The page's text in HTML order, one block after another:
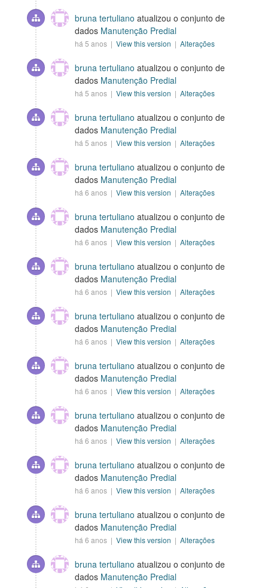
bruna tertuliano atualizou o conjunto de
dados Manutenção Predial
há 5 anos | View this version | Alterações
bruna tertuliano atualizou o conjunto de
dados Manutenção Predial
há 5 anos | View this version | Alterações
bruna tertuliano atualizou o conjunto de
dados Manutenção Predial
há 5 anos | View this version | Alterações
bruna tertuliano atualizou o conjunto de
dados Manutenção Predial
há 6 anos | View this version | Alterações
bruna tertuliano atualizou o conjunto de
dados Manutenção Predial
há 6 anos | View this version | Alterações
bruna tertuliano atualizou o conjunto de
dados Manutenção Predial
há 6 anos | View this version | Alterações
bruna tertuliano atualizou o conjunto de
dados Manutenção Predial
há 6 anos | View this version | Alterações
bruna tertuliano atualizou o conjunto de
dados Manutenção Predial
há 6 anos | View this version | Alterações
bruna tertuliano atualizou o conjunto de
dados Manutenção Predial
há 6 anos | View this version | Alterações
bruna tertuliano atualizou o conjunto de
dados Manutenção Predial
há 6 anos | View this version | Alterações
bruna tertuliano atualizou o conjunto de
dados Manutenção Predial
há 6 anos | View this version | Alterações
bruna tertuliano atualizou o conjunto de
dados Manutenção Predial